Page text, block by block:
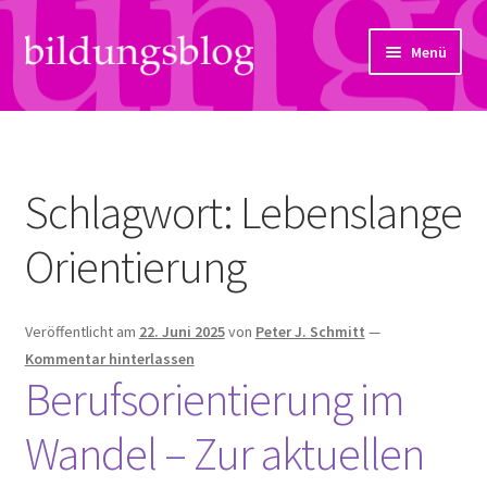
Zur
Navigation
springen
Zum
Inhalt
springen
Menü
Über uns
Links
Kontakt
Subjektiv
Bildungsreport
Hendriks Gedanken
Schlagwort: Lebenslange
Orientierung
Veröffentlicht am 22. Juni 2025von Peter J. Schmitt —
Kommentar hinterlassen
Berufsorientierung im
Wandel – Zur aktuellen